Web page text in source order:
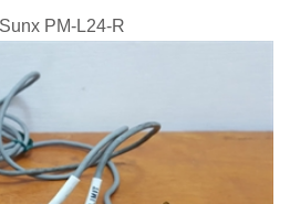
PM-L24-R